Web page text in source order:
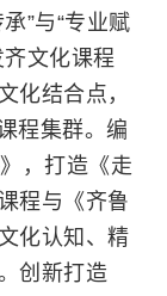
”与“专业赋
文化课程
化结合点，
程集群。编
，打造《走
程与《齐鲁
化认知、精
创新打造